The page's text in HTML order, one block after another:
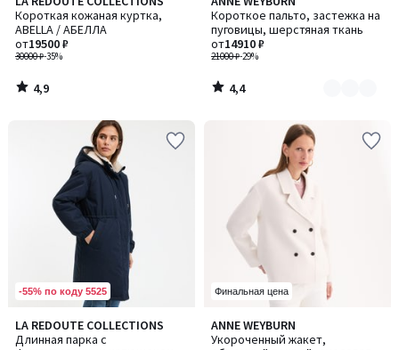
Короткая кожаная куртка,
ABELLA / АБЕЛЛА
30000 ₽-35%
от19500 ₽
/ 5
4,9
/
Короткое пальто, застежка на
пуговицы, шерстяная ткань
21000 ₽-29%
от14910 ₽
/ 5
цветов:
3
4,4
/
-55% по коду 5525
LA REDOUTE COLLECTIONS
Длинная парка с
4,3
/ 5
Финальная цена
ANNE WEYBURN
Укороченный жакет,
4,8
/ 5
Количество
цветов: